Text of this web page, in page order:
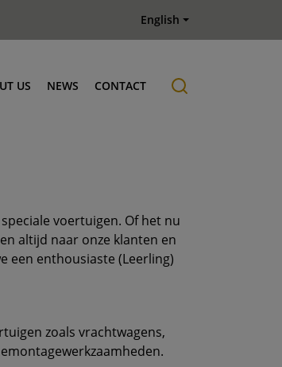
English
US NEWS CONTACT
voertuigen. Of het nu
altijd naar onze klanten en
een enthousiaste (Leerling)
zoals vrachtwagens,